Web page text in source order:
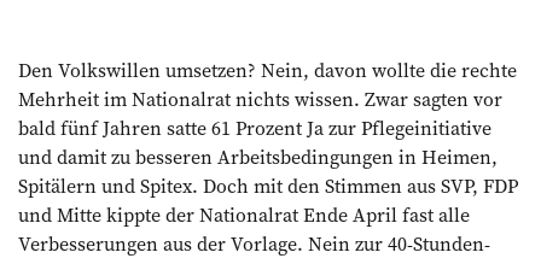
Den Volkswillen umsetzen? Nein, davon wollte die rechte
Mehrheit im Nationalrat nichts wissen. Zwar sagten vor
bald fünf Jahren satte 61 Prozent Ja zur Pflegeinitiative
und damit zu besseren Arbeitsbedingungen in Heimen,
Spitälern und Spitex. Doch mit den Stimmen aus SVP, FDP
und Mitte kippte der Nationalrat Ende April fast alle
Verbesserungen aus der Vorlage. Nein zur 40-Stunden-